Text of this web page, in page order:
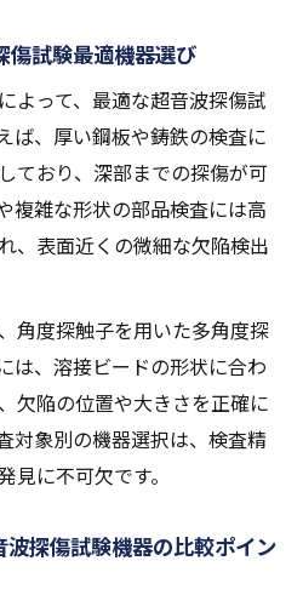
音波探傷試験の信頼性
寄与する導入事例の紹介
音波探傷試験機器の要点
器導入前のチェックリス
ンス体制とその重要性
機器スペックの見極め方
実した機器選びのコツ
超音波探傷試験機器の選
ベル1受講前に理解したい
傷試験最適機器選び
よって、最適な超音波探傷試
ば、厚い鋼板や鋳鉄の検査に
ており、深部までの探傷が可
複雑な形状の部品検査には高
、表面近くの微細な欠陥検出
角度探触子を用いた多角度探
は、溶接ビードの形状に合わ
欠陥の位置や大きさを正確に
対象別の機器選択は、検査精
に不可欠です。
探傷試験機器の比較ポイン